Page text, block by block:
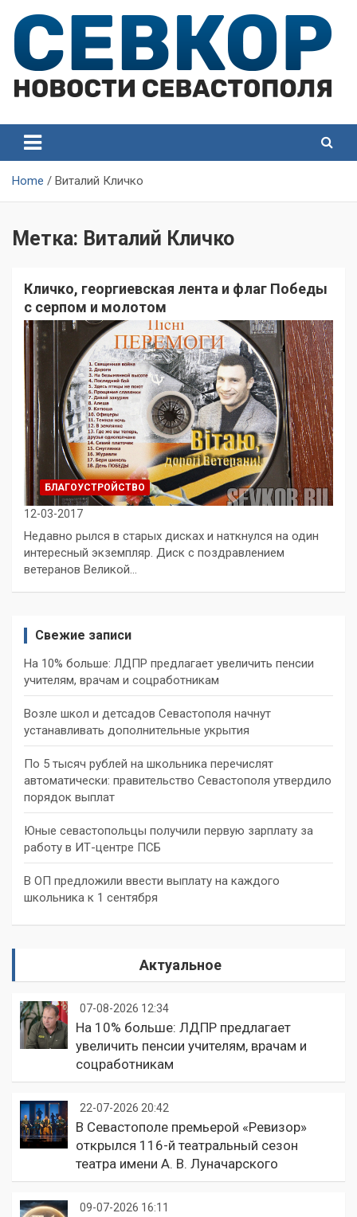
content
Севастополя
Севастополя
Home Виталий Кличко
Метка: Виталий Кличко
Кличко, георгиевская лента и флаг Победы
с серпом и молотом
БЛАГОУСТРОЙСТВО
12-03-2017
Недавно рылся в старых дисках и наткнулся на один
интересный экземпляр. Диск с поздравлением
ветеранов Великой…
Свежие записи
На 10% больше: ЛДПР предлагает увеличить пенсии
учителям, врачам и соцработникам
Возле школ и детсадов Севастополя начнут
устанавливать дополнительные укрытия
По 5 тысяч рублей на школьника перечислят
автоматически: правительство Севастополя утвердило
порядок выплат
Юные севастопольцы получили первую зарплату за
работу в ИТ-центре ПСБ
В ОП предложили ввести выплату на каждого
школьника к 1 сентября
Актуальное
07-08-2026 12:34
На 10% больше: ЛДПР предлагает
увеличить пенсии учителям, врачам и
соцработникам
22-07-2026 20:42
В Севастополе премьерой «Ревизор»
открылся 116-й театральный сезон
театра имени А. В. Луначарского
09-07-2026 16:11